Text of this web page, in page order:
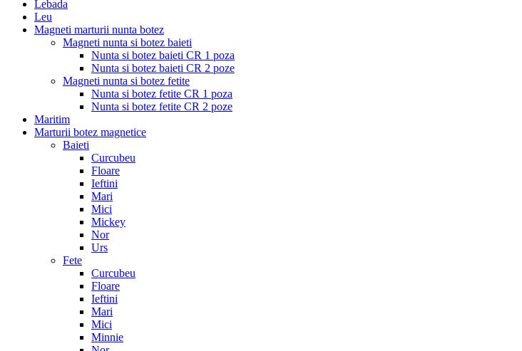
Lebada
Leu
Magneti marturii nunta botez
Magneti nunta si botez baieti
Nunta si botez baieti CR 1 poza
Nunta si botez baieti CR 2 poze
Magneti nunta si botez fetite
Nunta si botez fetite CR 1 poza
Nunta si botez fetite CR 2 poze
Maritim
Marturii botez magnetice
Baieti
Curcubeu
Floare
Ieftini
Mari
Mici
Mickey
Nor
Urs
Fete
Curcubeu
Floare
Ieftini
Mari
Mici
Minnie